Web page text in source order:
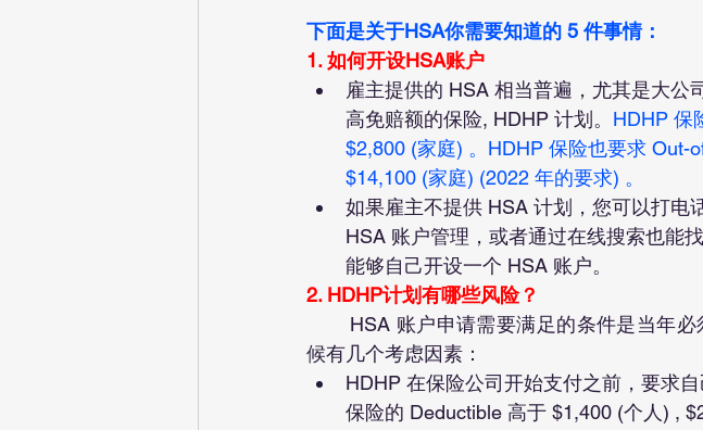
下面是关于HSA你需要知道的 5 件事情：
1. 如何开设HSA账户
雇主提供的 HSA 相当普遍，尤其是大
高免赔额的保险, HDHP 计划。 HDHP 保
$2,800 (家庭) 。HDHP 保险也要求 Out-
$14,100 (家庭) (2022 年的要求) 。
如果雇主不提供 HSA 计划，您可以打电
HSA 账户管理，或者通过在线搜索也能
能够自己开设一个 HSA 账户。
2. HDHP计划有哪些风险？
候有几个考虑因素：
HDHP 在保险公司开始支付之前，要求
保险的 Deductible 高于 $1,400 (个人) ,